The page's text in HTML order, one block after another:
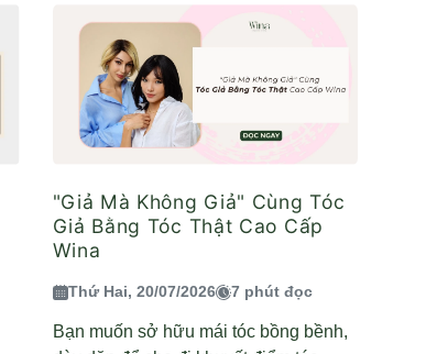
"Giả Mà Không Giả" Cùng Tóc
Giả Bằng Tóc Thật Cao Cấp
Wina
Thứ Hai, 20/07/2026 7 phút đọc
Bạn muốn sở hữu mái tóc bồng bềnh,